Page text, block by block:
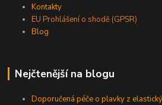
Kontakty
EU Prohlášení o shodě (GPSR)
Blog
Nejčtenější na blogu
Doporučená péče o plavky z